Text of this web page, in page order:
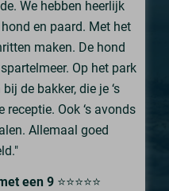
We hebben heerlijk
en paard. Met het
maken. De hond
Op het park
de bakker, die je ‘s
Ook ‘s avonds
Allemaal goed
een 9⭐⭐⭐⭐⭐